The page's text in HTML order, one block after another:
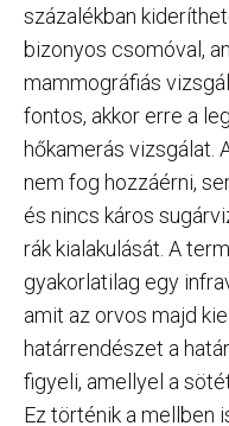
százalékban
bizonyos csomóval,
mammográfiás
fontos, akkor erre a
hőkamerás vizsgálat.
nem fog hozzáérni,
és nincs káros
rák kialakulását. A
gyakorlatilag egy
amit az orvos majd
határrendészet a
figyeli, amellyel a
Ez történik a mellben